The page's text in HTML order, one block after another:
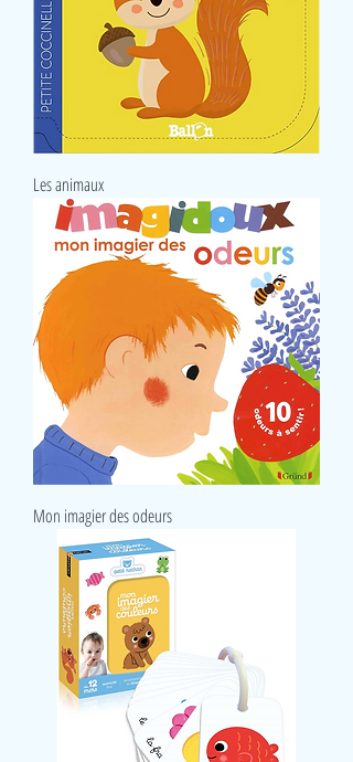
Les animaux
Mon imagier des odeurs